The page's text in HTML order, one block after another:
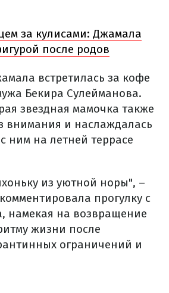
за кулисами: Джамала
после родов
встретилась за кофе
Бекира Сулейманова.
звездная мамочка также
внимания и наслаждалась
ним на летней террасе
из уютной норы", –
прогулку с
намекая на возвращение
жизни после
ограничений и